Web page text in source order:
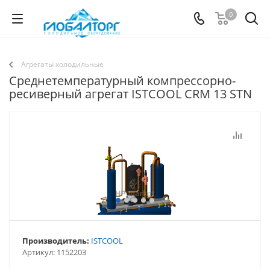
0
Агрегаты холодильные
Среднетемпературный компрессорно-
ресиверный агрегат ISTCOOL CRM 13 STN
Артикул: 1152203
Производитель: ISTCOOL